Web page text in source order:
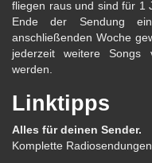
fliegen raus und sind für 1
Ende der Sendung
anschließenden Woche
jederzeit weitere Songs
werden.
Linktipps
Alles für deinen Sender.
Komplette